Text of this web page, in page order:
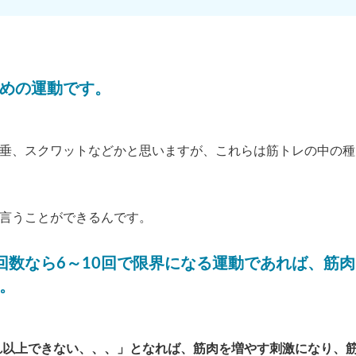
の運動です。
、スクワットなどかと思いますが、これらは筋トレの中の
うことができるんです。
なら6～10回で限界になる運動であれば、筋
上できない、、、」となれば、筋肉を増やす刺激になり、